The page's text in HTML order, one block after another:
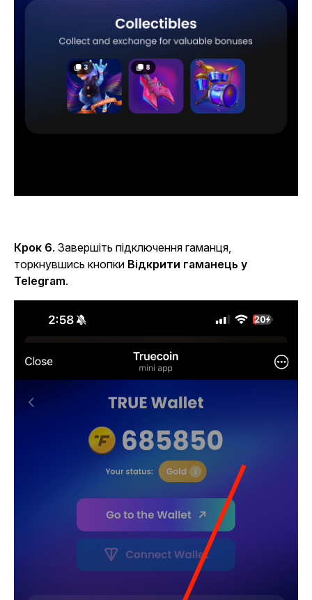
Крок 6. Завершіть підключення гаманця,
торкнувшись кнопки Відкрити гаманець у
Telegram.